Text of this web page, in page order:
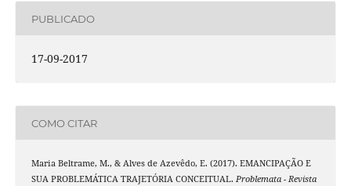
PUBLICADO
17-09-2017
COMO CITAR
Maria Beltrame, M., & Alves de Azevêdo, E. (2017). EMANCIPAÇÃO E
SUA PROBLEMÁTICA TRAJETÓRIA CONCEITUAL. Problemata - Revista